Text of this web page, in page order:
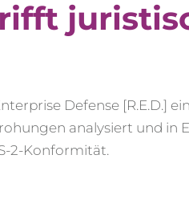
Defense [R.E.D.]
analysiert und in
2-Konformität.